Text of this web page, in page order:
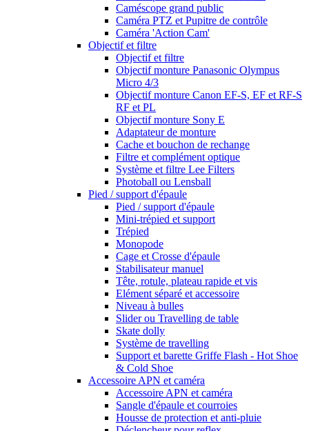
Caméscope grand public
Caméra PTZ et Pupitre de contrôle
Caméra 'Action Cam'
Objectif et filtre
Objectif et filtre
Objectif monture Panasonic Olympus
Micro 4/3
Objectif monture Canon EF-S, EF et RF-S
RF et PL
Objectif monture Sony E
Adaptateur de monture
Cache et bouchon de rechange
Filtre et complément optique
Système et filtre Lee Filters
Photoball ou Lensball
Pied / support d'épaule
Pied / support d'épaule
Mini-trépied et support
Trépied
Monopode
Cage et Crosse d'épaule
Stabilisateur manuel
Tête, rotule, plateau rapide et vis
Elément séparé et accessoire
Niveau à bulles
Slider ou Travelling de table
Skate dolly
Système de travelling
Support et barette Griffe Flash - Hot Shoe
& Cold Shoe
Accessoire APN et caméra
Accessoire APN et caméra
Sangle d'épaule et courroies
Housse de protection et anti-pluie